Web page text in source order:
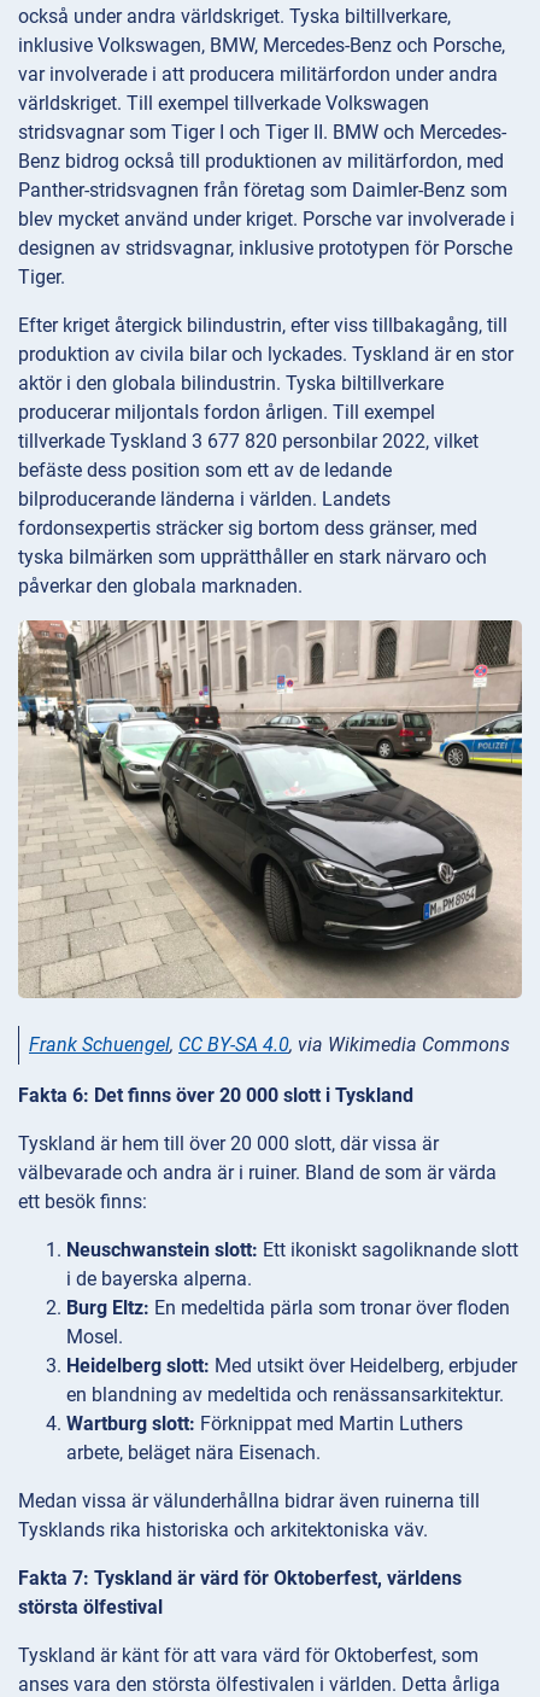
också under andra världskriget. Tyska biltillverkare,
inklusive Volkswagen, BMW, Mercedes-Benz och Porsche,
var involverade i att producera militärfordon under andra
världskriget. Till exempel tillverkade Volkswagen
stridsvagnar som Tiger I och Tiger II. BMW och Mercedes-
Benz bidrog också till produktionen av militärfordon, med
Panther-stridsvagnen från företag som Daimler-Benz som
blev mycket använd under kriget. Porsche var involverade i
designen av stridsvagnar, inklusive prototypen för Porsche
Tiger.
Efter kriget återgick bilindustrin, efter viss tillbakagång, till
produktion av civila bilar och lyckades. Tyskland är en stor
aktör i den globala bilindustrin. Tyska biltillverkare
producerar miljontals fordon årligen. Till exempel
tillverkade Tyskland 3 677 820 personbilar 2022, vilket
befäste dess position som ett av de ledande
bilproducerande länderna i världen. Landets
fordonsexpertis sträcker sig bortom dess gränser, med
tyska bilmärken som upprätthåller en stark närvaro och
påverkar den globala marknaden.
Frank Schuengel, CC BY-SA 4.0, via Wikimedia Commons
Fakta 6: Det finns över 20 000 slott i Tyskland
Tyskland är hem till över 20 000 slott, där vissa är
välbevarade och andra är i ruiner. Bland de som är värda
ett besök finns:
Neuschwanstein slott: Ett ikoniskt sagoliknande slott
i de bayerska alperna.
Burg Eltz: En medeltida pärla som tronar över floden
Mosel.
Heidelberg slott: Med utsikt över Heidelberg, erbjuder
en blandning av medeltida och renässansarkitektur.
Wartburg slott: Förknippat med Martin Luthers
arbete, beläget nära Eisenach.
Medan vissa är välunderhållna bidrar även ruinerna till
Tysklands rika historiska och arkitektoniska väv.
Fakta 7: Tyskland är värd för Oktoberfest, världens
största ölfestival
Tyskland är känt för att vara värd för Oktoberfest, som
anses vara den största ölfestivalen i världen. Detta årliga